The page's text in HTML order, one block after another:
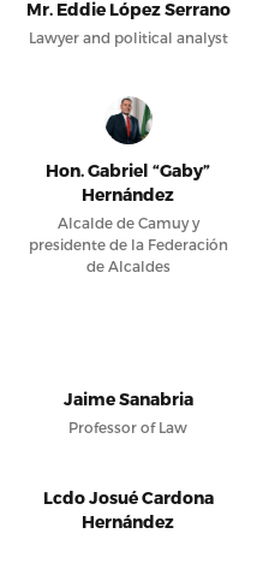
Mr. Eddie López Serrano
Lawyer and political analyst
Hon. Gabriel “Gaby”
Hernández
Alcalde de Camuy y
presidente de la Federación
de Alcaldes
Jaime Sanabria
Professor of Law
Lcdo Josué Cardona
Hernández